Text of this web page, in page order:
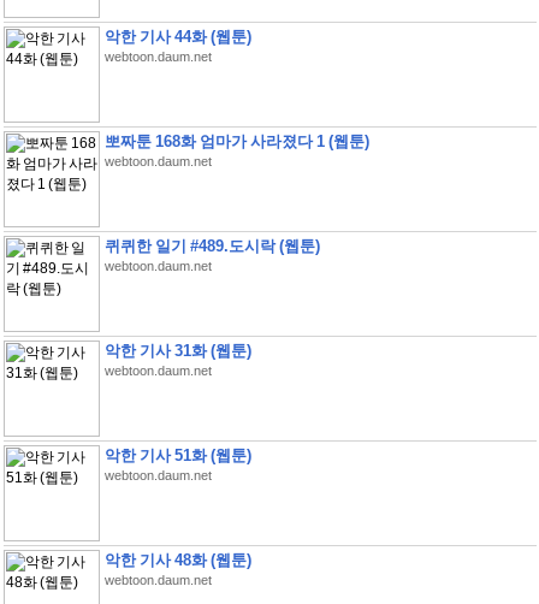
악한 기사 44화 (웹툰)
webtoon.daum.net
뽀짜툰 168화 엄마가 사라졌다 1 (웹툰)
webtoon.daum.net
퀴퀴한 일기 #489.도시락 (웹툰)
webtoon.daum.net
악한 기사 31화 (웹툰)
webtoon.daum.net
악한 기사 51화 (웹툰)
webtoon.daum.net
악한 기사 48화 (웹툰)
webtoon.daum.net